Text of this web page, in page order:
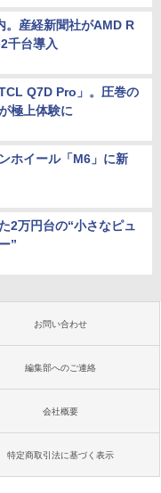
。産経新聞社がAMD R
千台導入
Q7D Pro」。圧巻の
極上体験に
ホイール「M6」に新
2万円台の“小さなピュ
”
お問い合わせ
編集部へのご連絡
会社概要
特定商取引法に基づく表示